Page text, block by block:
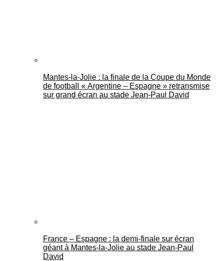
Mantes-la-Jolie : la finale de la Coupe du Monde
de football « Argentine – Espagne » retransmise
sur grand écran au stade Jean-Paul David
France – Espagne : la demi-finale sur écran
géant à Mantes-la-Jolie au stade Jean-Paul
David